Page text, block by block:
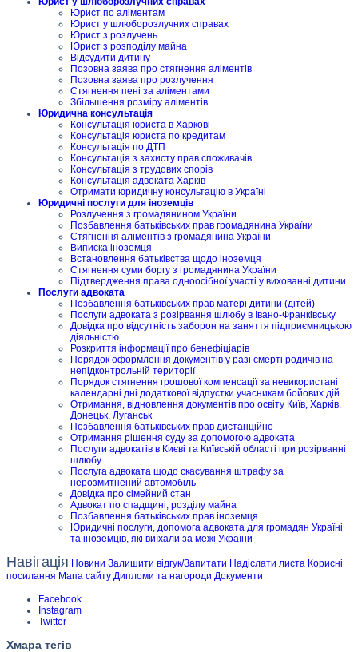
Юрист по аліментам
Юрист у шлюборозлучних справах
Юрист з розлучень
Юрист з розподілу майна
Відсудити дитину
Позовна заява про стягнення аліментів
Позовна заява про розлучення
Стягнення пені за аліментами
Збільшення розміру аліментів
Юридична консультація
Консультація юриста в Харкові
Консультація юриста по кредитам
Консультація по ДТП
Консультація з захисту прав споживачів
Консультація з трудових спорів
Консультація адвоката Харків
Отримати юридичну консультацію в Україні
Юридичні послуги для іноземців
Розлучення з громадянином України
Позбавлення батьківських прав громадянина України
Стягнення аліментів з громадянина України
Виписка іноземця
Встановлення батьківства щодо іноземця
Стягнення суми боргу з громадянина України
Підтвердження права одноосібної участі у вихованні дитини
Послуги адвоката
Позбавлення батьківських прав матері дитини (дітей)
Послуги адвоката з розірвання шлюбу в Івано-Франківську
Довідка про відсутність заборон на заняття підприємницькою
діяльністю
Розкриття інформації про бенефіціарів
Порядок оформлення документів у разі смерті родичів на
непідконтрольній території
Порядок стягнення грошової компенсації за невикористані
календарні дні додаткової відпустки учасникам бойових дій
Отримання, відновлення документів про освіту Київ, Харків,
Донецьк, Луганськ
Позбавлення батьківських прав дистанційно
Отримання рішення суду за допомогою адвоката
Послуги адвокатів в Києві та Київській області при розірванні
шлюбу
Послуга адвоката щодо скасування штрафу за
нерозмитнений автомобіль
Довідка про сімейний стан
Адвокат по спадщині, розділу майна
Позбавлення батьківських прав іноземця
Юридичні послуги, допомога адвоката для громадян Україні
та іноземців, які виїхали за межі України
Навігація Новини Залишити відгук/Запитати Надіслати листа Корисні
посилання Мапа сайту Дипломи та нагороди Документи
Facebook
Instagram
Twitter
Хмара тегів